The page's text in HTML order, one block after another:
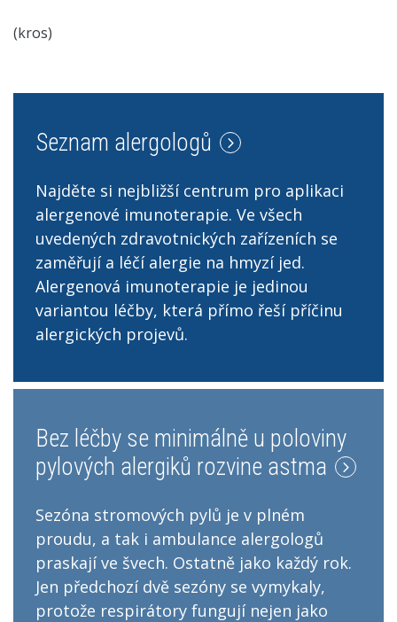
(kros)
Seznam alergologů
Najděte si nejbližší centrum pro aplikaci
alergenové imunoterapie. Ve všech
uvedených zdravotnických zařízeních se
zaměřují a léčí alergie na hmyzí jed.
Alergenová imunoterapie je jedinou
variantou léčby, která přímo řeší příčinu
alergických projevů.
Bez léčby se minimálně u poloviny
pylových alergiků rozvine astma
Sezóna stromových pylů je v plném
proudu, a tak i ambulance alergologů
praskají ve švech. Ostatně jako každý rok.
Jen předchozí dvě sezóny se vymykaly,
protože respirátory fungují nejen jako